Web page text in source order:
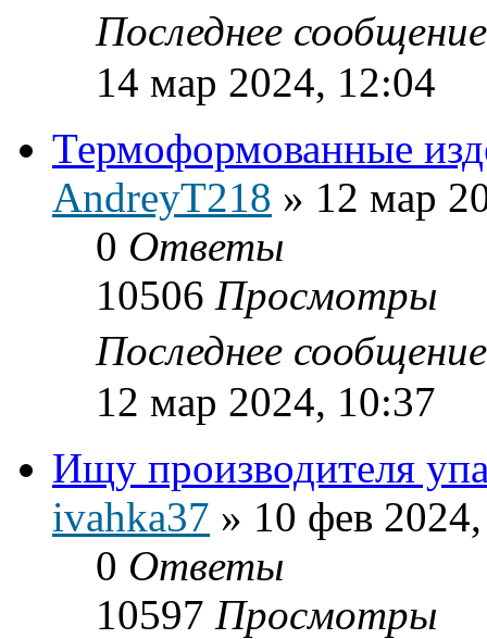
Последнее
14 мар 2024, 12:04
Термоформованные
AndreyT218 » 12 мар
0 Ответы
10506 Просмотры
Последнее
12 мар 2024, 10:37
Ищу производителя
ivahka37 » 10 фев
0 Ответы
10597 Просмотры